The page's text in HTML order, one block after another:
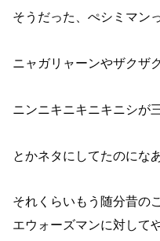
そうだった、ぺシミマン
ニャガリャーンやザクザ
ニンニキニキニキニシが
とかネタにしてたのになあ
それくらいもう随分昔の
エウォーズマンに対して